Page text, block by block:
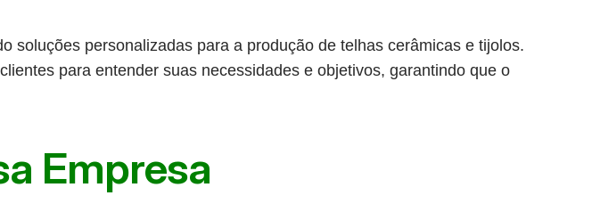
soluções personalizadas para a produção de telhas cerâmicas e tijolos.
para entender suas necessidades e objetivos, garantindo que o
Empresa